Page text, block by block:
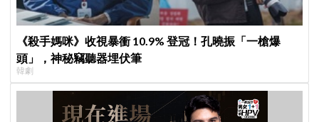
《殺手媽咪》收視暴衝 10.9% 登冠！孔曉振「一槍爆
頭」，神秘竊聽器埋伏筆
韓劇